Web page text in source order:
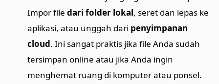
Impor file dari folder lokal, seret dan lepas ke
aplikasi, atau unggah dari penyimpanan
cloud. Ini sangat praktis jika file Anda sudah
tersimpan online atau jika Anda ingin
menghemat ruang di komputer atau ponsel.